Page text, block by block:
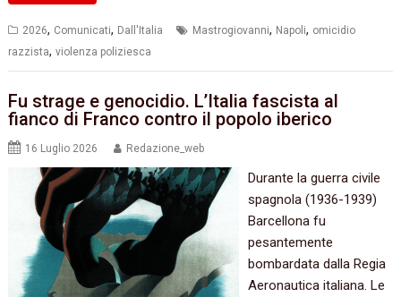
2026, Comunicati, Dall'Italia Mastrogiovanni, Napoli, omicidio
razzista,violenza poliziesca
Fu strage e genocidio. L’Italia fascista al
fianco di Franco contro il popolo iberico
16 Luglio 2026 Redazione_web
Durante la guerra civile
spagnola (1936-1939)
Barcellona fu
pesantemente
bombardata dalla Regia
Aeronautica italiana. Le